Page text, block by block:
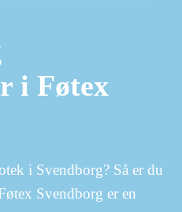
i Føtex
i Svendborg? Så er du
Svendborg er en